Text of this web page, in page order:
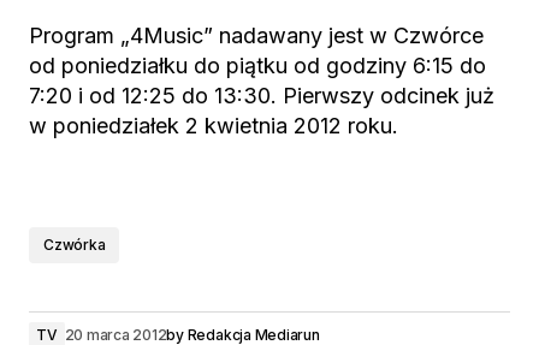
Program „4Music” nadawany jest w Czwórce
od poniedziałku do piątku od godziny 6:15 do
7:20 i od 12:25 do 13:30. Pierwszy odcinek już
w poniedziałek 2 kwietnia 2012 roku.
Czwórka
TV 20 marca 2012by Redakcja Mediarun